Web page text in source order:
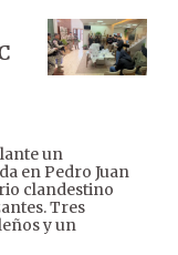
un
en Pedro Juan
clandestino
Tres
y un